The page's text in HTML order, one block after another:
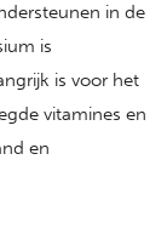
in de
is
is voor het
vitamines en
en